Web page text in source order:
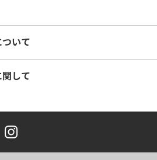
ション
ホワイトゴールド、イエローゴールド
リングサイズに適用されます。価格は、
リングのサイズによって異なる場合があ
いて
経験に裏打ちされた配送ネットワーク
、当社のシステムを通じて行えます。
して
ン料として商品価格の5％を頂戴いた
りますので、どうぞお気軽にご相談くだ
モンドをしっかりと固定し、その輝きを